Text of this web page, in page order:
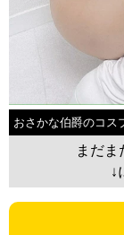
おさかな伯爵のコス
まだま
↓